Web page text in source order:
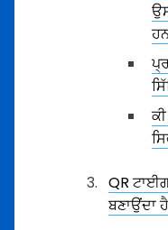
QR
ਬਣਾਉਂਦਾ